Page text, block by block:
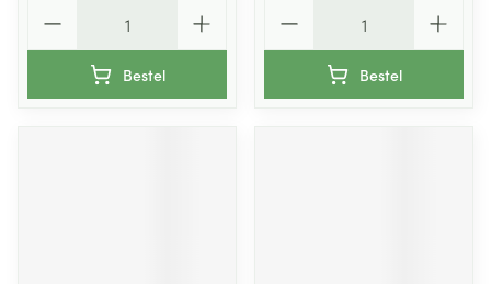
Bestel Bestel